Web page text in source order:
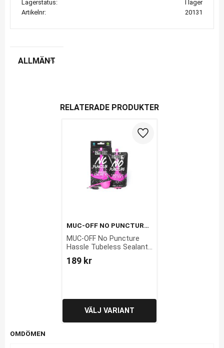
Lagerstatus
I lager
Artikelnr
20131
ALLMÄNT
OMDÖMEN
RELATERADE PRODUKTER
MUC-OFF NO PUNCTURE
SEALANT KIT 140 ML
MUC-OFF No Puncture
Hassle Tubeless Sealant
Kit 140 ml
189 kr
Lägg till i favoriter